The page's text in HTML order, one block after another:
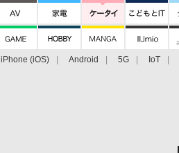
iPhone (iOS) Android 5G IoT